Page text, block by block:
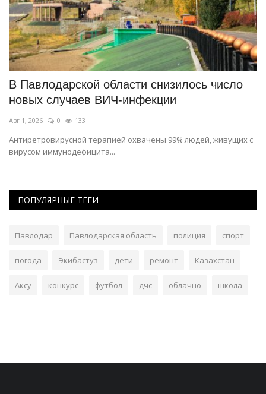
В Павлодарской области снизилось число
новых случаев ВИЧ-инфекции
Авг 1, 2026 0 133
Антиретровирусной терапией охвачены 99% людей, живущих с
вирусом иммунодефицита...
ПОПУЛЯРНЫЕ ТЕГИ
Павлодар Павлодарская область полиция спорт
погода Экибастуз дети ремонт Казахстан
Аксу конкурс футбол дчс облачно школа